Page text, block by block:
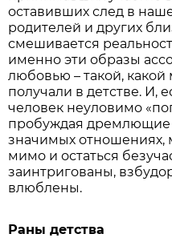
оставивших след в
родителей и других
смешивается
именно эти образы
любовью – такой,
получали в детстве. И,
человек неуловимо
пробуждая
значимых
мимо и остаться
заинтригованы,
влюблены.
Раны детства